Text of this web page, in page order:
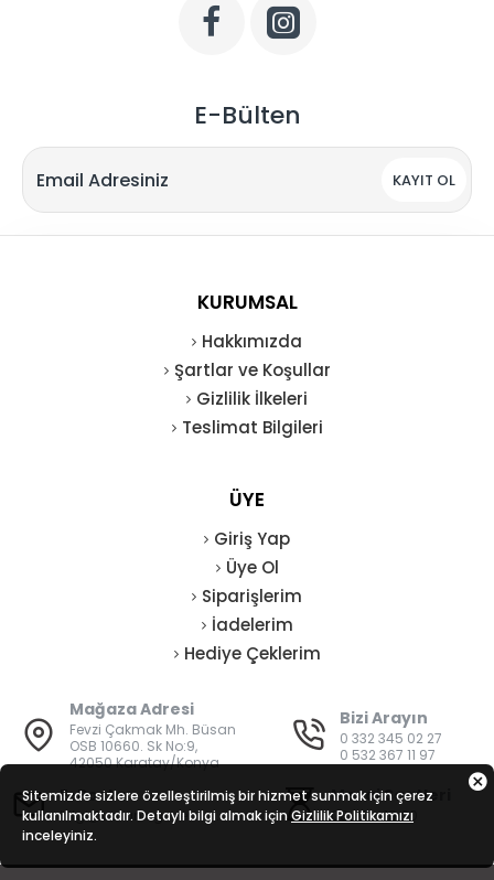
E-Bülten
KAYIT OL
KURUMSAL
Hakkımızda
Şartlar ve Koşullar
Gizlilik İlkeleri
Teslimat Bilgileri
ÜYE
Giriş Yap
Üye Ol
Siparişlerim
İadelerim
Hediye Çeklerim
Mağaza Adresi
Fevzi Çakmak Mh. Büsan
OSB 10660. Sk No:9,
42050 Karatay/Konya
Bizi Arayın
0 332 345 02 27
0 532 367 11 97
E-Posta
bilgi@vatanisguvenligi.com
Mesai Saatleri
08:00 - 19:00
Sitemizde sizlere özelleştirilmiş bir hizmet sunmak için çerez
kullanılmaktadır. Detaylı bilgi almak için Gizlilik Politikamızı
inceleyiniz.